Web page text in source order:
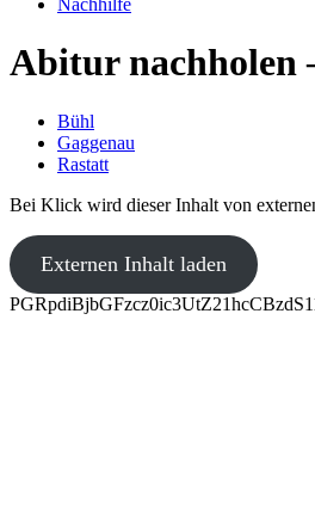
Nachhilfe
Abitur nachholen
Bühl
Gaggenau
Rastatt
Bei Klick wird dieser Inhalt von
Externen Inhalt laden